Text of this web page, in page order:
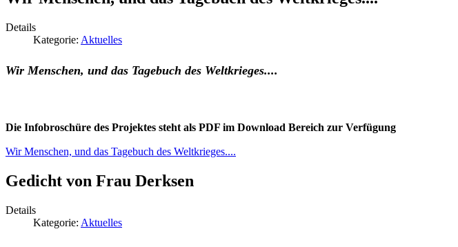
Details
Kategorie: Aktuelles
Wir Menschen, und das Tagebuch des Weltkrieges....
Die Infobroschüre des Projektes steht als PDF im Download Bereich zur Verfügung
Wir Menschen, und das Tagebuch des Weltkrieges....
Gedicht von Frau Derksen
Details
Kategorie: Aktuelles